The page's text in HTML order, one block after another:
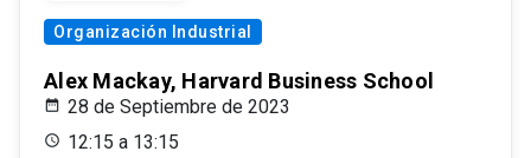
Organización Industrial
Alex Mackay, Harvard Business School
28 de Septiembre de 2023
12:15 a 13:15